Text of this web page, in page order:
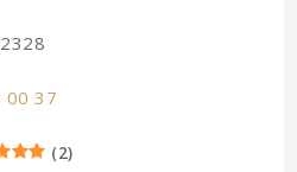
00 37
(2)